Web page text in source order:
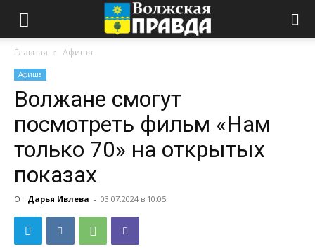
Главная Афиша
Афиша
Волжане смогут
посмотреть фильм «Нам
только 70» на открытых
показах
От Дарья Ивлева - 03.07.2024 в 10:05